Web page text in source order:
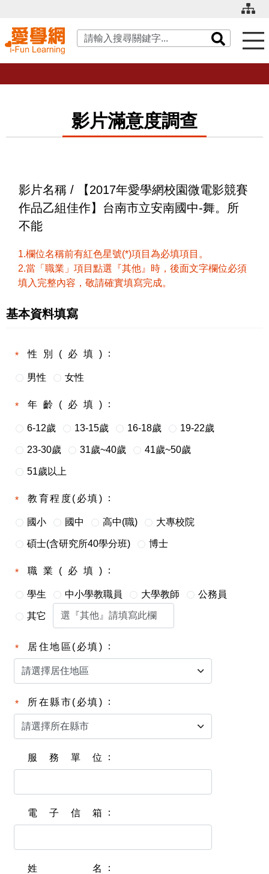
關鍵字搜尋
影片滿意度調查
影片名稱 / 【2017年愛學網校園微電影競賽
作品乙組佳作】台南市立安南國中-舞。所
不能
1.欄位名稱前有紅色星號(*)項目為必填項目。
2.當「職業」項目點選『其他』時，後面文字欄位必須
填入完整內容，敬請確實填寫完成。
基本資料填寫
性別(必填)
男性 女性
年齡(必填)
6-12歲 13-15歲 16-18歲 19-22歲
23-30歲 31歲~40歲 41歲~50歲
51歲以上
教育程度(必填)
國小 國中 高中(職) 大專校院
碩士(含研究所40學分班) 博士
職業(必填)
學生 中小學教職員 大學教師 公務員
其它
居住地區(必填)
所在縣市(必填)
服務單位
電子信箱
姓名